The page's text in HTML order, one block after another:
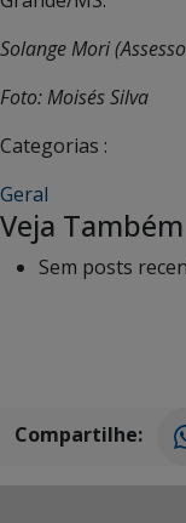
Solange Mori
Foto: Moisés Silva
Categorias :
Geral
Veja Também
Sem posts
Compartilhe: